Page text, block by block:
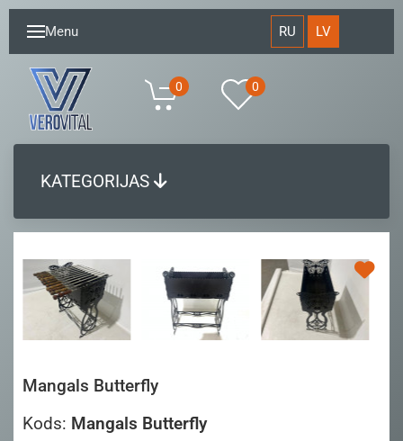
Menu RU LV
0 0
KATEGORIJAS
Mangals Butterfly
Kods: Mangals Butterfly